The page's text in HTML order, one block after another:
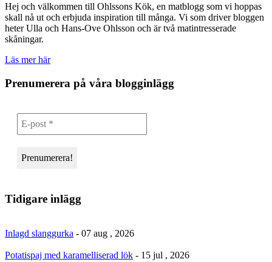
Hej och välkommen till Ohlssons Kök, en matblogg som vi hoppas
skall nå ut och erbjuda inspiration till många. Vi som driver bloggen
heter Ulla och Hans-Ove Ohlsson och är två matintresserade
skåningar.
Läs mer här
Prenumerera på våra blogginlägg
Tidigare inlägg
Inlagd slanggurka - 07 aug , 2026
Potatispaj med karamelliserad lök - 15 jul , 2026